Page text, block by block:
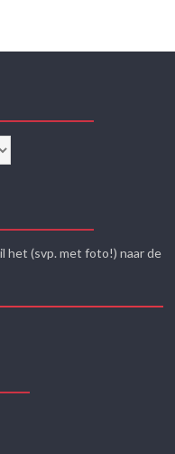
het (svp. met foto!) naar de